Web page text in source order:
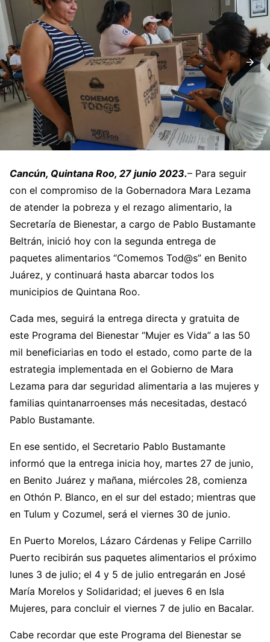
Cancún, Quintana Roo, 27 junio 2023.– Para seguir
con el compromiso de la Gobernadora Mara Lezama
de atender la pobreza y el rezago alimentario, la
Secretaría de Bienestar, a cargo de Pablo Bustamante
Beltrán, inició hoy con la segunda entrega de
paquetes alimentarios “Comemos Tod@s” en Benito
Juárez, y continuará hasta abarcar todos los
municipios de Quintana Roo.
Cada mes, seguirá la entrega directa y gratuita de
este Programa del Bienestar “Mujer es Vida” a las 50
mil beneficiarias en todo el estado, como parte de la
estrategia implementada en el Gobierno de Mara
Lezama para dar seguridad alimentaria a las mujeres y
familias quintanarroenses más necesitadas, destacó
Pablo Bustamante.
En ese sentido, el Secretario Pablo Bustamante
informó que la entrega inicia hoy, martes 27 de junio,
en Benito Juárez y mañana, miércoles 28, comienza
en Othón P. Blanco, en el sur del estado; mientras que
en Tulum y Cozumel, será el viernes 30 de junio.
En Puerto Morelos, Lázaro Cárdenas y Felipe Carrillo
Puerto recibirán sus paquetes alimentarios el próximo
lunes 3 de julio; el 4 y 5 de julio entregarán en José
María Morelos y Solidaridad; el jueves 6 en Isla
Mujeres, para concluir el viernes 7 de julio en Bacalar.
Cabe recordar que este Programa del Bienestar se